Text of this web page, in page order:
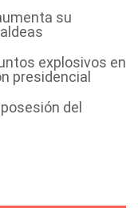
su
explosivos en
presidencial
del